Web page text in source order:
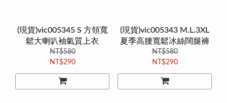
(現貨)vic005345 S 方領寬
鬆大喇叭袖氣質上衣
NT$580
NT$290
(現貨)vic005343 M.L.3XL
夏季高腰寬鬆冰絲闊腿褲
NT$580
NT$290